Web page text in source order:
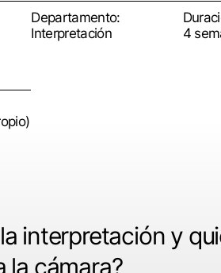
Departamento:
Interpretación
4
interpretación y
la cámara?